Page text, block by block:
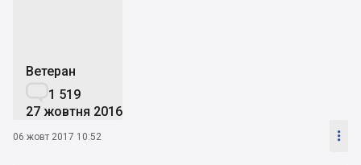
Ветеран
1 519
27 жовтня 2016
06 жовт 2017 10:52 